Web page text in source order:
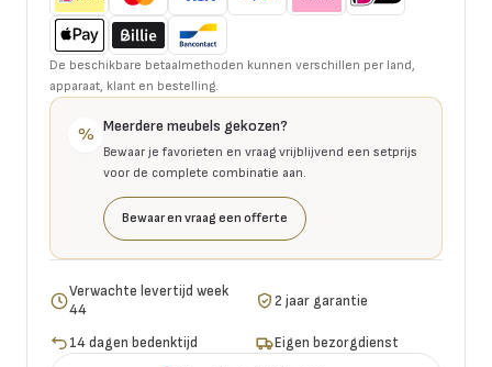
De beschikbare betaalmethoden kunnen verschillen per land,
apparaat, klant en bestelling.
% Meerdere meubels gekozen?
Bewaar je favorieten en vraag vrijblijvend een setprijs
voor de complete combinatie aan.
Bewaar en vraag een offerte
Verwachte levertijd week
44
2 jaar garantie
14 dagen bedenktijd Eigen bezorgdienst